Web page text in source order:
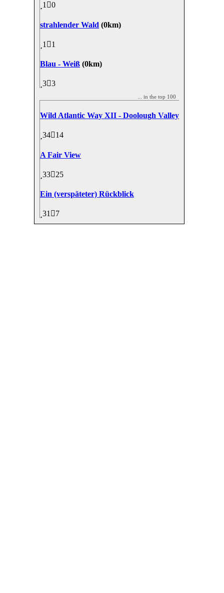
1 0
strahlender Wald (0km)
1 1
Blau - Weiß (0km)
3 3
... in the top 100
Wild Atlantic Way XII - Doolough Valley
34 14
A Fair View
33 25
Ein (verspäteter) Rückblick
31 7